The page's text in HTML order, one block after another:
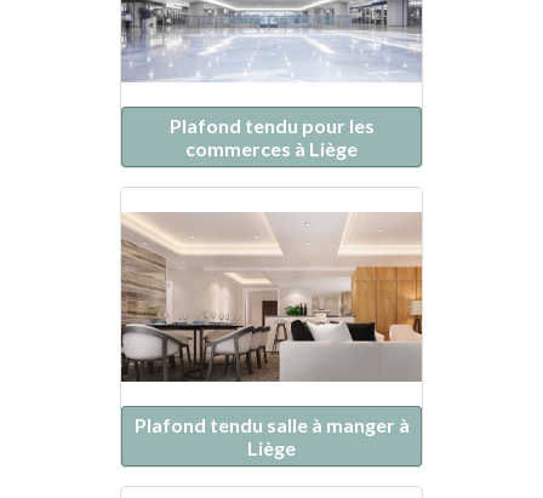
Plafond tendu pour les
commerces à Liège
Plafond tendu salle à manger à
Liège